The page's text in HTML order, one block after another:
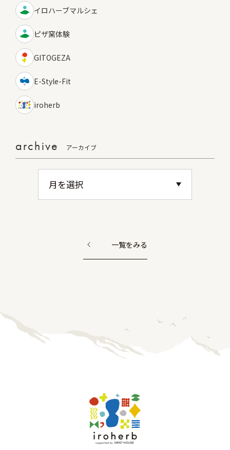
イロハーブマルシェ
ピザ窯体験
GITOGEZA
E-Style-Fit
iroherb
archive アーカイブ
一覧をみる